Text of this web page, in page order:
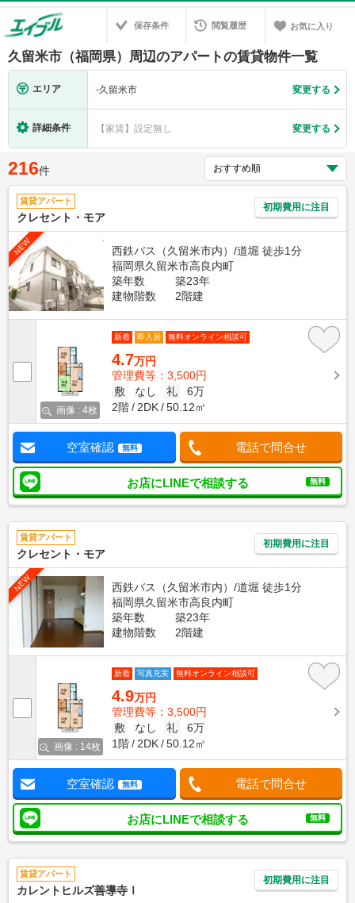
保存条件 閲覧履歴 お気に入り
久留米市（福岡県）周辺のアパートの賃貸物件一覧
エリア -久留米市 変更する
詳細条件 【家賃】設定無し 変更する
216件
賃貸アパート
クレセント・モア
初期費用に注目
NEW
西鉄バス（久留米市内）/道堀 徒歩1分
福岡県久留米市高良内町
築年数
築23年
建物階数
2階建
画像 : 4枚
新着 即入居 無料オンライン相談可
4.7万円
管理費等：3,500円
敷
なし 礼
6万
2階
2DK 50.12㎡
空室確認 無料 電話で問合せ
お店にLINEで相談する 無料
賃貸アパート
クレセント・モア
初期費用に注目
NEW
西鉄バス（久留米市内）/道堀 徒歩1分
福岡県久留米市高良内町
築年数
築23年
建物階数
2階建
画像 : 14枚
新着 写真充実 無料オンライン相談可
4.9万円
管理費等：3,500円
敷
なし 礼
6万
1階
2DK 50.12㎡
空室確認 無料 電話で問合せ
お店にLINEで相談する 無料
賃貸アパート
カレントヒルズ善導寺Ⅰ
初期費用に注目